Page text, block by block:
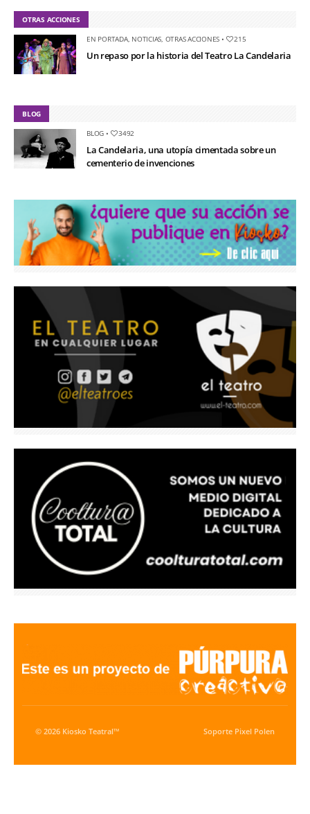
OTRAS ACCIONES
EN PORTADA, NOTICIAS OTRAS ACCIONES • 215
Un repaso por la historia del Teatro La Candelaria
BLOG
BLOG • 3492
La Candelaria, una utopía cimentada sobre un
cementerio de invenciones
© 2026 Kiosko Teatral™ Soporte Pixel Polen